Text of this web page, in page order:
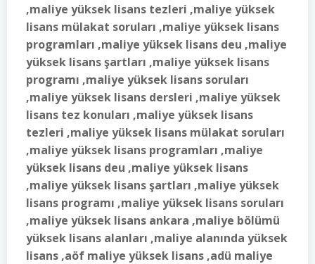
,maliye yüksek lisans tezleri ,maliye yüksek
lisans mülakat soruları ,maliye yüksek lisans
programları ,maliye yüksek lisans deu ,maliye
yüksek lisans şartları ,maliye yüksek lisans
programı ,maliye yüksek lisans soruları
,maliye yüksek lisans dersleri ,maliye yüksek
lisans tez konuları ,maliye yüksek lisans
tezleri ,maliye yüksek lisans mülakat soruları
,maliye yüksek lisans programları ,maliye
yüksek lisans deu ,maliye yüksek lisans
,maliye yüksek lisans şartları ,maliye yüksek
lisans programı ,maliye yüksek lisans soruları
,maliye yüksek lisans ankara ,maliye bölümü
yüksek lisans alanları ,maliye alanında yüksek
lisans ,aöf maliye yüksek lisans ,adü maliye